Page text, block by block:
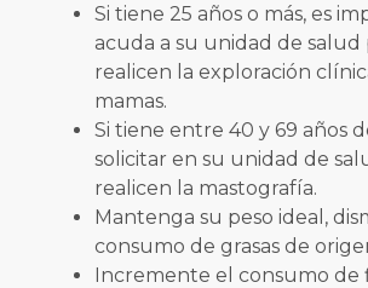
Si tiene 25 años o más, es
acuda a su unidad de salud
realicen la exploración
mamas.
Si tiene entre 40 y 69 años
solicitar en su unidad de
realicen la mastografía.
Mantenga su peso ideal,
consumo de grasas de
Incremente el consumo de